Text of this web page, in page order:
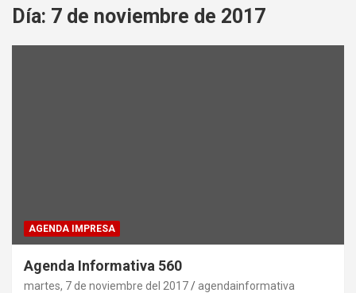
Día: 7 de noviembre de 2017
AGENDA IMPRESA
Agenda Informativa 560
martes, 7 de noviembre del 2017 agendainformativa